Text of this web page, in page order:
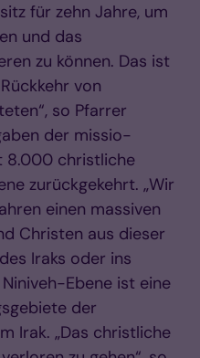
für zehn Jahre, um
und das
zu können. Das ist
von
so Pfarrer
der missio-
8.000 christliche
zurückgekehrt. „Wir
einen massiven
Christen aus dieser
Iraks oder ins
Niniveh-Ebene ist eine
der
Irak. „Das christliche